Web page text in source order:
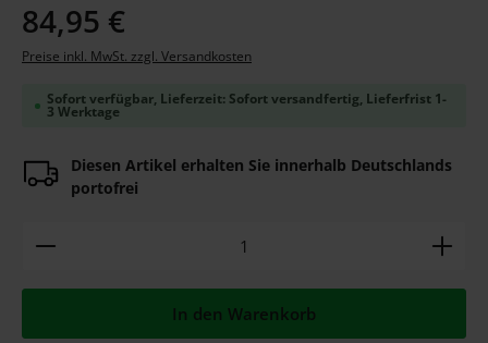
Regulärer Preis:
84,95 €
Preise inkl. MwSt. zzgl. Versandkosten
Sofort verfügbar, Lieferzeit: Sofort versandfertig, Lieferfrist 1-
3 Werktage
Diesen Artikel erhalten Sie innerhalb Deutschlands
portofrei
Produkt Anzahl: Gib den gewünschten Wert ein
In den Warenkorb